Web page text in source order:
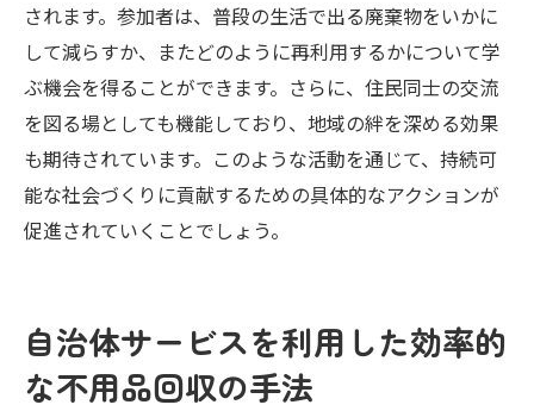
されます。参加者は、普段の生活で出る廃棄物をいかに
して減らすか、またどのように再利用するかについて学
ぶ機会を得ることができます。さらに、住民同士の交流
を図る場としても機能しており、地域の絆を深める効果
も期待されています。このような活動を通じて、持続可
能な社会づくりに貢献するための具体的なアクションが
促進されていくことでしょう。
自治体サービスを利用した効率的
な不用品回収の手法